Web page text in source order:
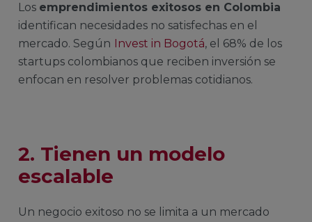
Los emprendimientos exitosos en Colombia
identifican necesidades no satisfechas en el
mercado. Según
Invest in Bogotá, el 68% de los
startups colombianos que reciben inversión se
enfocan en resolver problemas cotidianos.
2. Tienen un modelo
escalable
Un negocio exitoso no se limita a un mercado